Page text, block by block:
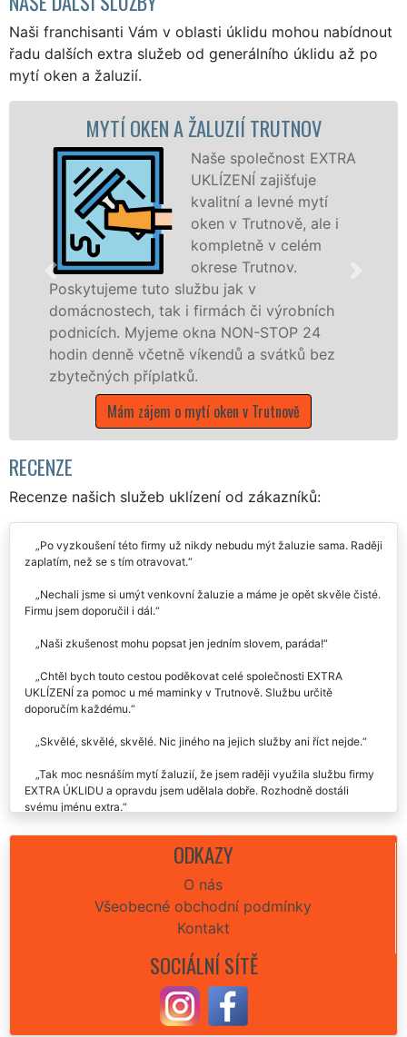
Naši franchisanti Vám v oblasti úklidu mohou nabídnout
řadu dalších extra služeb od generálního úklidu až po
mytí oken a žaluzií.
A ŽALUZIÍ TRUTNOV
Naše společnost EXTRA
UKLÍZENÍ zajišťuje
kvalitní a levné mytí
oken v Trutnově, ale i
kompletně v celém
okrese Trutnov.
službu jak v
tak i firmách či výrobních
okna NON-STOP 24
víkendů a svátků bez
o mytí oken v Trutnově
Poskytujeme
po celém
franchisových
státních svátků.
Mám zájem
RECENZE
Recenze našich služeb uklízení od zákazníků:
Po vyzkoušení této firmy už nikdy nebudu mýt žaluzie sama. Raději
zaplatím, než se s tím otravovat.
Nechali jsme si umýt venkovní žaluzie a máme je opět skvěle čisté.
Naši zkušenost mohu popsat jen jedním slovem, paráda!
UKLÍZENÍ za pomoc u mé maminky v Trutnově. Službu určitě
Skvělé, skvělé, skvělé. Nic jiného na jejich služby ani říct nejde.
EXTRA ÚKLIDU a opravdu jsem udělala dobře. Rozhodně dostáli
Takovou profesionalitu, co předvedli u tchýně v zakouřeném bytě
jsem opravdu nečekal. Klobouk dolů. Karel, Trutnov
ODKAZY
O nás
Všeobecné obchodní podmínky
Kontakt
SOCIÁLNÍ SÍTĚ